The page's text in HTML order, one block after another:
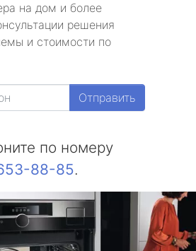
на дом и более
решения
и стоимости по
Отправить
по номеру
88-85.